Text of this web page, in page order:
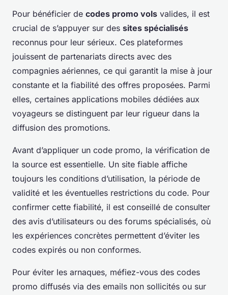
Pour bénéficier de codes promo vols valides, il est
crucial de s’appuyer sur des sites spécialisés
reconnus pour leur sérieux. Ces plateformes
jouissent de partenariats directs avec des
compagnies aériennes, ce qui garantit la mise à jour
constante et la fiabilité des offres proposées. Parmi
elles, certaines applications mobiles dédiées aux
voyageurs se distinguent par leur rigueur dans la
diffusion des promotions.
Avant d’appliquer un code promo, la vérification de
la source est essentielle. Un site fiable affiche
toujours les conditions d’utilisation, la période de
validité et les éventuelles restrictions du code. Pour
confirmer cette fiabilité, il est conseillé de consulter
des avis d’utilisateurs ou des forums spécialisés, où
les expériences concrètes permettent d’éviter les
codes expirés ou non conformes.
Pour éviter les arnaques, méfiez-vous des codes
promo diffusés via des emails non sollicités ou sur